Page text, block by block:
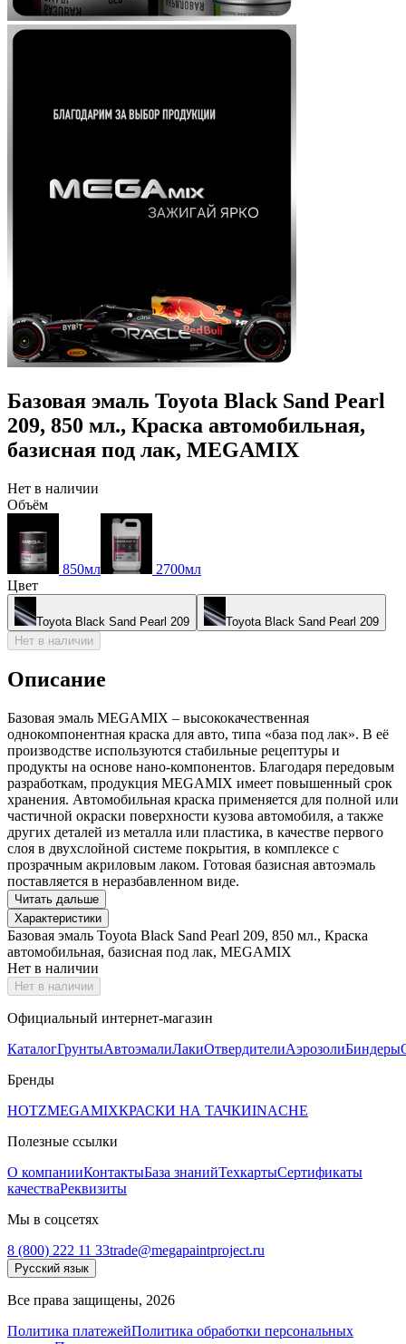
Базовая эмаль Toyota Black Sand Pearl
209, 850 мл., Краска автомобильная,
базисная под лак, MEGAMIX
Нет в наличии
Объём
850мл
2700мл
Цвет
Toyota Black Sand Pearl 209
Toyota Black Sand Pearl 209
Нет в наличии
Описание
Базовая эмаль MEGAMIX – высококачественная
однокомпонентная краска для авто, типа «база под лак». В её
производстве используются стабильные рецептуры и
продукты на основе нано-компонентов. Благодаря передовым
разработкам, продукция MEGAMIX имеет повышенный срок
хранения. Автомобильная краска применяется для полной или
частичной окраски поверхности кузова автомобиля, а также
других деталей из металла или пластика, в качестве первого
слоя в двухслойной системе покрытия, в комплексе с
прозрачным акриловым лаком. Готовая базисная автоэмаль
поставляется в неразбавленном виде.
Читать дальше
Характеристики
Базовая эмаль Toyota Black Sand Pearl 209, 850 мл., Краска
автомобильная, базисная под лак, MEGAMIX
Нет в наличии
Нет в наличии
Официальный интернет-магазин
КаталогГрунтыАвтоэмалиЛакиОтвердителиАэрозолиБиндеры
Бренды
HOTZMEGAMIXКРАСКИ НА ТАЧКИINACHE
Полезные ссылки
О компанииКонтактыБаза знанийТехкартыСертификаты
качестваРеквизиты
Мы в соцсетях
8 (800) 222 11 33trade@megapaintproject.ru
Русский язык
Все права защищены, 2026
Политика платежейПолитика обработки персональных